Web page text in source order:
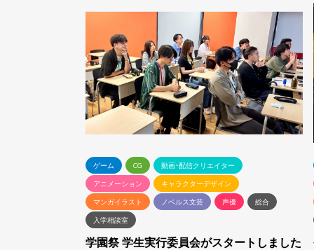
ゲーム CG
動画・配信クリエイター
アニメーション
キャラクターデザイン
マンガイラスト
ノベルス文芸 声優
総合
入学相談室
学園祭 学生実行委員会がスタートしました